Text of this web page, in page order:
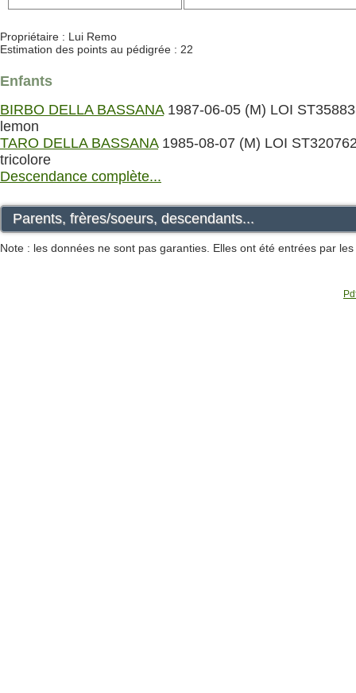
Propriétaire : Lui Remo
Estimation des points au pédigrée : 22
Enfants
BIRBO DELLA BASSANA1987-06-05 (M) LOI
lemon
TARO DELLA BASSANA1985-08-07 (M) LOI
tricolore
Descendance complète...
Parents, frères/soeurs, descendants...
Note : les données ne sont pas garanties. Elles ont été entrées par